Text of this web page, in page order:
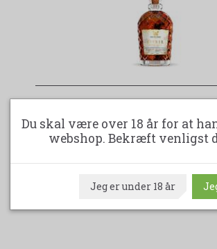
GROVE
355,00 DKK
LÆG I KURV
Du skal være over 18 år for at
webshop. Bekræft venligst
Jeg er under 18 år